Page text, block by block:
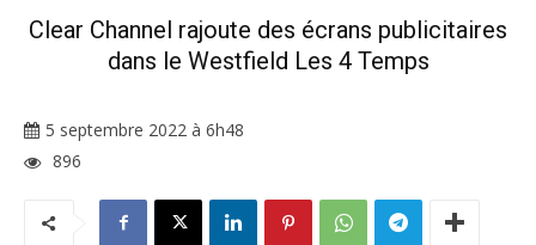
Clear Channel rajoute des écrans publicitaires
dans le Westfield Les 4 Temps
5 septembre 2022 à 6h48
896